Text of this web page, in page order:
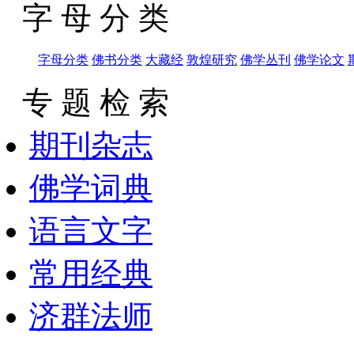
字 母 分 类
字母分类 佛书分类 大藏经 敦煌研究 佛学丛刊 佛学论文
专 题 检 索
期刊杂志
佛学词典
语言文字
常用经典
济群法师